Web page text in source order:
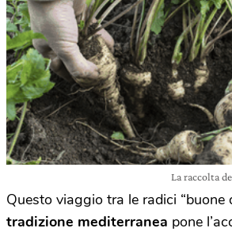
La raccolta
Questo viaggio tra le radici “buone
tradizione mediterranea pone